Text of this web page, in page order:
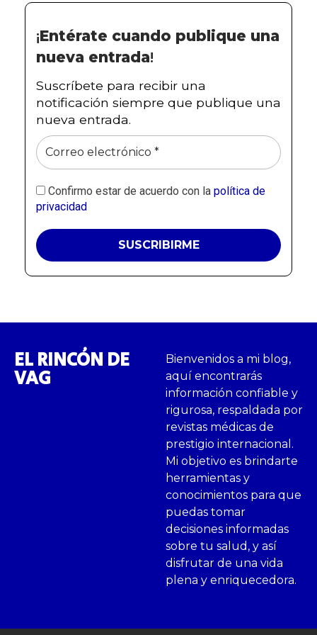
¡Entérate cuando publique una
nueva entrada!
Suscríbete para recibir una
notificación siempre que publique una
nueva entrada.
Confirmo estar de acuerdo con la política de
privacidad
EL RINCÓN DE
VAG
Bienvenidos a mi blog,
aquí encontrarás
información confiable y
rigurosa, respaldada por
revistas médicas de
prestigio internacional.
Mi objetivo es brindarte
herramientas y
conocimientos para que
puedas tomar
decisiones informadas
sobre tu salud, y así
disfrutar de una vida
plena y enriquecedora.